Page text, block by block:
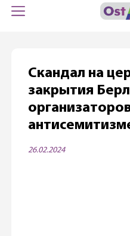
Cкандал на
закрытия
26.02.2024